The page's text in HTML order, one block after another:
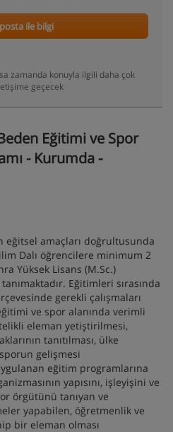
ile bilgi
zamanda konuyla ilgili daha çok
geçecek
Eğitimi ve Spor
- Kurumda -
eğitsel amaçları doğrultusunda
Dalı öğrencilere minimum 2
Yüksek Lisans (M.Sc.)
Eğitimleri sırasında
gerekli çalışmaları
ve spor alanında verimli
eleman yetiştirilmesi,
tanıtılması, ülke
gelişmesi
eğitim programlarına
yapısını, işleyişini ve
örgütünü tanıyan ve
yapabilen, öğretmenlik ve
bir eleman olması